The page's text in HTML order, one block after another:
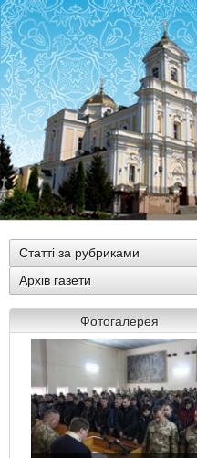
Статті за рубриками
Архів газети
Фотогалерея